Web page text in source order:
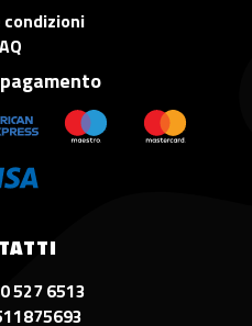
527 6513
condizioni